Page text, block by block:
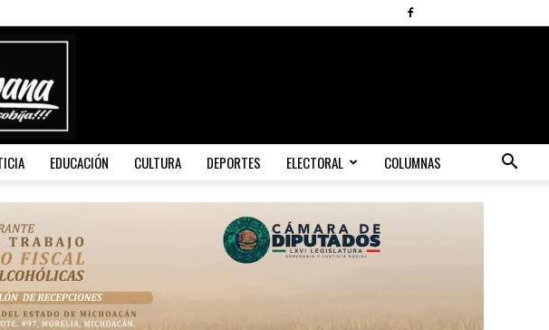
EDUCACIÓN CULTURA DEPORTES ELECTORAL COLUMNAS